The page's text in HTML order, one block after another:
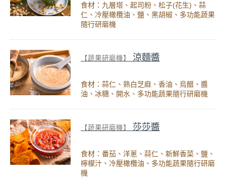
食材：九層塔、起司粉、松子(花生)、蒜
仁、冷壓橄欖油、鹽、黑胡椒、多功能蔬果
隨行研磨機
【蔬果研磨機】 涼麵醬
食材：蒜仁、熟白芝麻、香油、烏醋、醬
油、冰糖、開水、多功能蔬果隨行研磨機
【蔬果研磨機】 莎莎醬
食材：番茄、洋蔥、蒜仁、新鮮香菜、鹽、
檸檬汁、冷壓橄欖油、多功能蔬果隨行研磨
機